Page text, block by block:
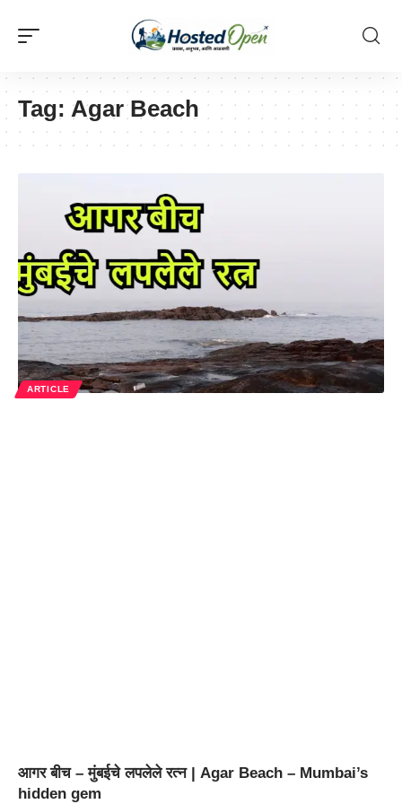
Tag: Agar Beach
ARTICLE
आगर बीच – मुंबईचे लपलेले रत्न | Agar Beach – Mumbai’s
hidden gem